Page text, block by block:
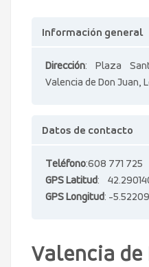
Información general
Dirección: Plaza
Valencia de Don Juan,
Datos de contacto
Teléfono:608 771 725
GPS Latitud:
GPS Longitud: -
Valencia de